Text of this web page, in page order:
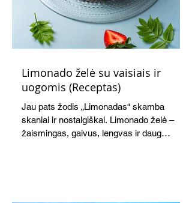
Limonado želė su vaisiais ir
uogomis (Receptas)
Jau pats žodis „Limonadas“ skamba
skaniai ir nostalgiškai. Limonado želė –
žaismingas, gaivus, lengvas ir daug